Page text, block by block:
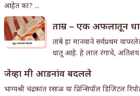
आहेत का? ...
ताम्र – एक अफलातून
तांबे हा मानवाने सर्वप्रथम
धातू आहे. हे लाल रंगाचे, अतिशय
जेव्हा मी आडनांव बदलले
भाग्यश्री चंद्रकांत रसाळ या प्रिन्सिपॉल डिजिटल